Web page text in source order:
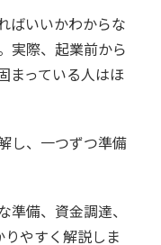
ばいいかわからな
実際、起業前から
まっている人はほ
し、一つずつ準備
準備、資金調達、
やすく解説しま